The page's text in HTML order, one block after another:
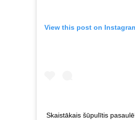
View this post on
Skaistākais šūpulītis